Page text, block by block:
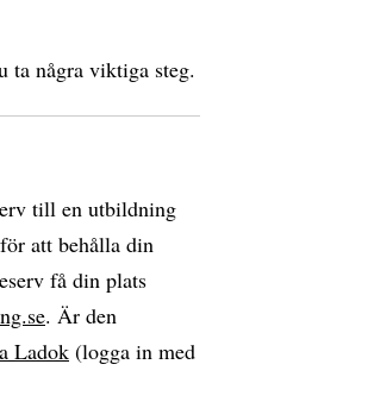
ta några viktiga steg.
till en utbildning
att behålla din
få din plats
. Är den
Ladok (logga in med